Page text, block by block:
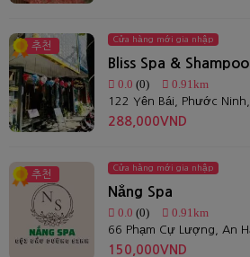
추천
Cửa hàng mới gia nhập
Bliss Spa & Shampoo
0.0 (0) 0.91km
288,000VND
추천
Cửa hàng mới gia nhập
Nắng Spa
0.0 (0) 0.91km
150,000VND